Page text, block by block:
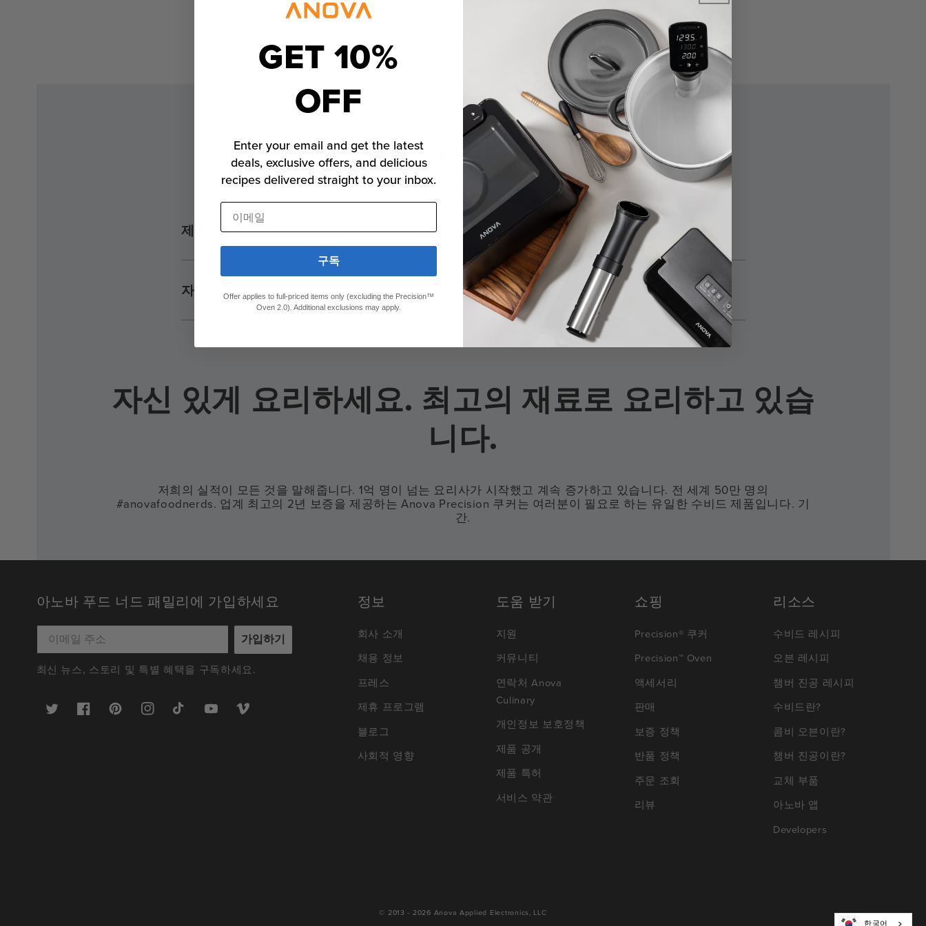
사양
제품 치수 40x28x13cm, (15.75x11.02x5.12″)
자료 재활용 PE, 고무
자신 있게 요리하세요. 최고의 재료로 요리하고 있습
니다.
저희의 실적이 모든 것을 말해줍니다. 1억 명이 넘는 요리사가 시작했고 계속 증가하고 있습니다. 전 세계 50만 명의
#anovafoodnerds. 업계 최고의 2년 보증을 제공하는 Anova Precision 쿠커는 여러분이 필요로 하는 유일한 수비드 제품입니다. 기
간.
아노바 푸드 너드 패밀리에 가입하세요
가입하기
최신 뉴스, 스토리 및 특별 혜택을 구독하세요.
트
FacebookPinterest
인
TikTok YouTubeVimeo
정보
회사 소개
채용 정보
프레스
제휴 프로그램
블로그
사회적 영향
도움 받기
지원
커뮤니티
연락처 Anova
Culinary
개인정보 보호정책
제품 공개
제품 특허
서비스 약관
쇼핑
Precision® 쿠커
Precision™ Oven
액세서리
판매
보증 정책
반품 정책
주문 조회
리뷰
리소스
수비드 레시피
오븐 레시피
챔버 진공 레시피
수비드란?
콤비 오븐이란?
챔버 진공이란?
교체 부품
아노바 앱
Developers
© 2013 - 2026 Anova Applied Electronics, LLC
한국어
GET 10%
OFF
Enter your email and get the latest
deals, exclusive offers, and delicious
recipes delivered straight to your inbox.
이메일
구독
Offer applies to full-priced items only (excluding the Precision™
Oven 2.0). Additional exclusions may apply.